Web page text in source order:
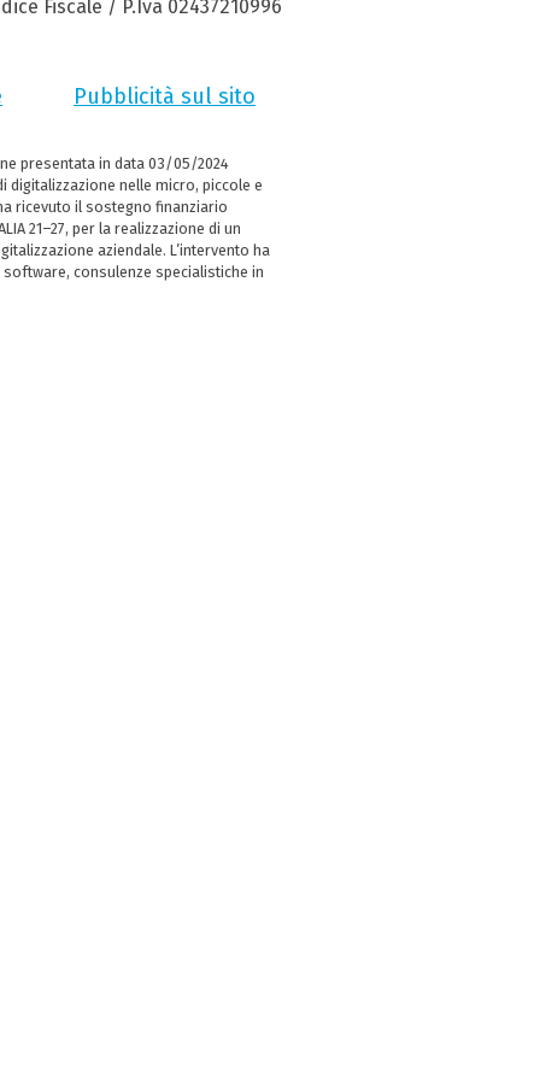
Fiscale / P.Iva 02437210996
Pubblicità sul sito
presentata in data 03/05/2024
digitalizzazione nelle micro, piccole e
ricevuto il sostegno finanziario
21–27, per la realizzazione di un
aziendale. L’intervento ha
consulenze specialistiche in